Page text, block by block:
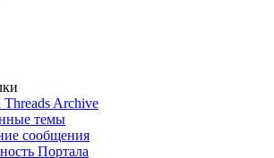
Threads Archive
темы
сообщения
Портала